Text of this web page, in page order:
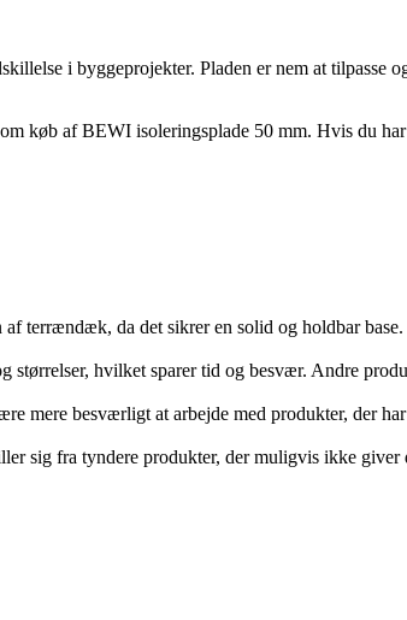
i byggeprojekter. Pladen er nem at tilpasse
køb af BEWI isoleringsplade 50 mm. Hvis du
terrændæk, da det sikrer en solid og holdbar
størrelser, hvilket sparer tid og besvær. Andre
mere besværligt at arbejde med produkter, der
sig fra tyndere produkter, der muligvis ikke giver